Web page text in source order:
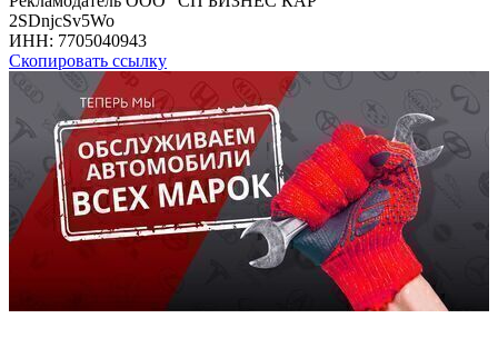
2SDnjcSv5Wo
ИНН: 7705040943
Скопировать ссылку